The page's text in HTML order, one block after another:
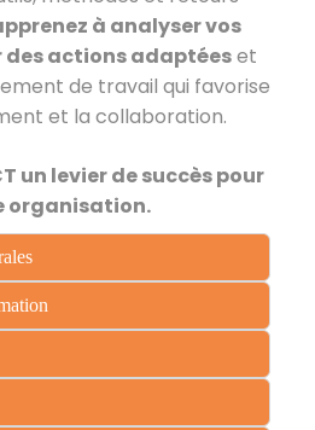
à analyser vos
des actions adaptéeset
de travail qui favorise
et la collaboration.
un levier de succès pour
organisation.